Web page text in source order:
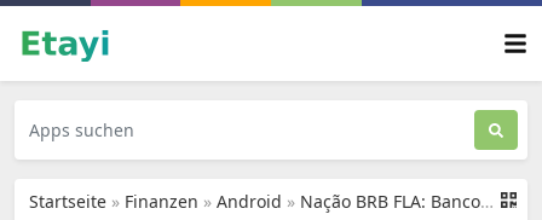
Startseite » Finanzen » Android » Nação BRB FLA: Banco da Nação